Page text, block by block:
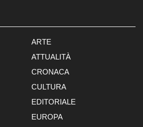
ARTE
ATTUALITÀ
CRONACA
CULTURA
EDITORIALE
EUROPA